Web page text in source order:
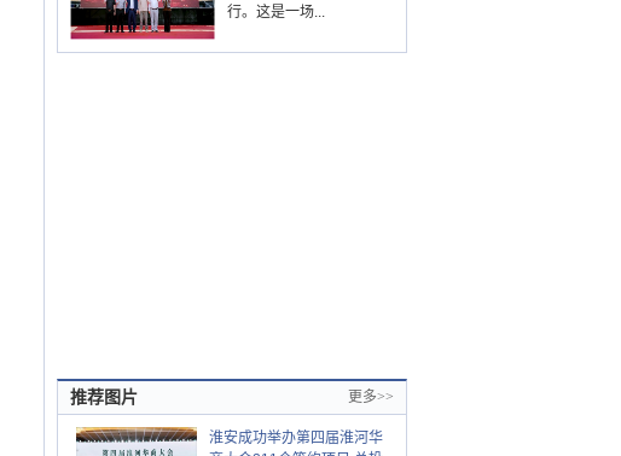
行。这是一场...
推荐图片 更多>>
淮安成功举办第四届淮河华